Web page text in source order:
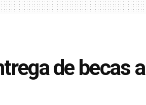
de becas a